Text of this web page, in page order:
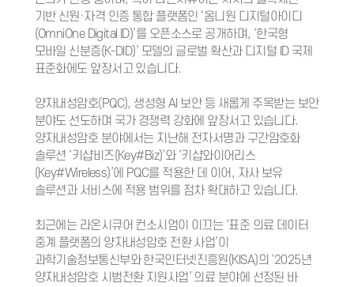
기반 신원·자격 인증 통합 플랫폼인 ‘옴니원 디지털아이디
(OmniOne Digital ID)’를 오픈소스로 공개하며, ‘한국형
모바일 신분증(K-DID)’ 모델의 글로벌 확산과 디지털 ID 국제
표준화에도 앞장서고 있습니다.
양자내성암호(PQC), 생성형 AI 보안 등 새롭게 주목받는 보안
분야도 선도하며 국가 경쟁력 강화에 앞장서고 있습니다.
양자내성암호 분야에서는 지난해 전자서명과 구간암호화
솔루션 ‘키샵비즈(Key#Biz)’와 ‘키샵와이어리스
(Key#Wireless)’에 PQC를 적용한 데 이어, 자사 보유
솔루션과 서비스에 적용 범위를 점차 확대하고 있습니다.
최근에는 라온시큐어 컨소시엄이 이끄는 ‘표준 의료 데이터
중계 플랫폼의 양자내성암호 전환 사업’이
과학기술정보통신부와 한국인터넷진흥원(KISA)의 ‘2025년
양자내성암호 시범전환 지원사업’ 의료 분야에 선정된 바